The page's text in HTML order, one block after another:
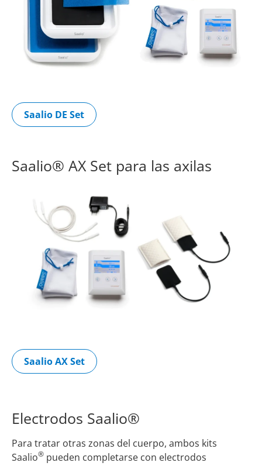
Saalio DE Set
Saalio® AX Set para las axilas
Saalio AX Set
Electrodos Saalio®
Para tratar otras zonas del cuerpo, ambos kits
Saalio® pueden completarse con electrodos